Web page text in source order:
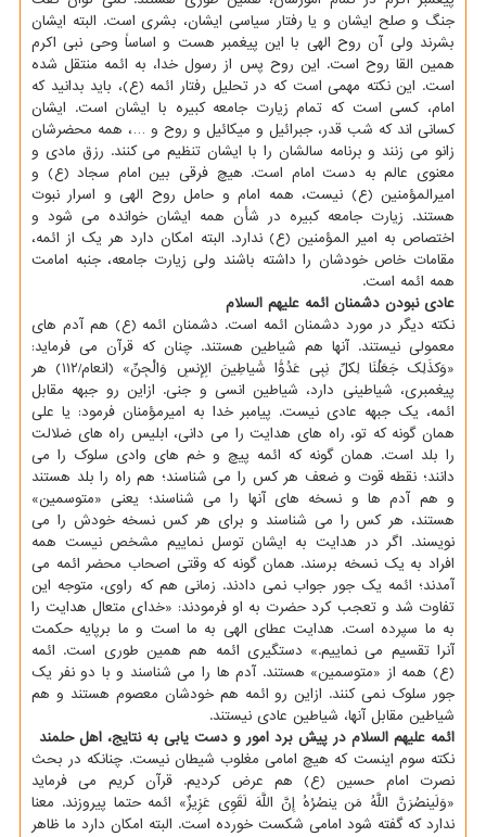
جنگ و صلح ایشان و یا رفتار سیاسی ایشان، بشری است. البته ایشان
بشرند ولی آن روح الهی با این پیغمبر هست و اساساً وحی نبی اکرم
همین القا روح است. این روح پس از رسول خدا، به ائمه منتقل شده
است. این نکته مهمی است که در تحلیل رفتار ائمه (ع)، باید بدانید که
امام، کسی است که تمام زیارت جامعه کبیره با ایشان است. ایشان
کسانی اند که شب قدر، جبرائیل و میکائیل و روح و …، همه محضرشان
زانو می زنند و برنامه سالشان را با ایشان تنظیم می کنند. رزق مادی و
معنوی عالم به دست امام است. هیچ فرقی بین امام سجاد (ع) و
امیرالمؤمنین (ع) نیست، همه امام و حامل روح الهی و اسرار نبوت
هستند. زیارت جامعه کبیره در شأن همه ایشان خوانده می شود و
اختصاص به امیر المؤمنین (ع) ندارد. البته امکان دارد هر یک از ائمه،
مقامات خاص خودشان را داشته باشند ولی زیارت جامعه، جنبه امامت
همه ائمه است.
عادی نبودن دشمنان ائمه علیهم السلام
نکته دیگر در مورد دشمنان ائمه است. دشمنان ائمه (ع) هم آدم های
معمولی نیستند. آنها هم شیاطین هستند. چنان که قرآن می فرماید:
«وَکذَلِک جَعَلْنَا لِکلِّ نِبِی عَدُوًّا شَیاطِینَ الإِنسِ وَالْجِنِّ» (انعام/۱۱۲) هر
پیغمبری، شیاطینی دارد، شیاطین انسی و جنی. ازاین رو جبهه مقابل
ائمه، یک جبهه عادی نیست. پیامبر خدا به امیرمؤمنان فرمود: یا علی
همان گونه که تو، راه های هدایت را می دانی، ابلیس راه های ضلالت
را بلد است. همان گونه که ائمه پیچ و خم های وادی سلوک را می
دانند؛ نقطه قوت و ضعف هر کس را می شناسند؛ هم راه را بلد هستند
و هم آدم ها و نسخه های آنها را می شناسند؛ یعنی «متوسمین»
هستند، هر کس را می شناسند و برای هر کس نسخه خودش را می
نویسند. اگر در هدایت به ایشان توسل نماییم مشخص نیست همه
افراد به یک نسخه برسند. همان گونه که وقتی اصحاب محضر ائمه می
آمدند؛ ائمه یک جور جواب نمی دادند. زمانی هم که راوی، متوجه این
تفاوت شد و تعجب کرد حضرت به او فرمودند: «خدای متعال هدایت را
به ما سپرده است. هدایت عطای الهی به ما است و ما برپایه حکمت
آنرا تقسیم می نماییم.» دستگیری ائمه هم همین طوری است. ائمه
(ع) همه از «متوسمین» هستند. آدم ها را می شناسند و با دو نفر یک
جور سلوک نمی کنند. ازاین رو ائمه هم خودشان معصوم هستند و هم
شیاطین مقابل آنها، شیاطین عادی نیستند.
ائمه علیهم السلام در پیش برد امور و دست یابی به نتایج، اهل حلمند
نکته سوم اینست که هیچ امامی مغلوب شیطان نیست. چنانکه در بحث
نصرت امام حسین (ع) هم عرض کردیم. قرآن کریم می فرماید
«وَلَینصُرَنَّ اللَّهُ مَن ینصُرُهُ إِنَّ اللَّهَ لَقَوِی عَزِیزٌ» ائمه حتما پیروزند. معنا
ندارد که گفته شود امامی شکست خورده است. البته امکان دارد ما ظاهر